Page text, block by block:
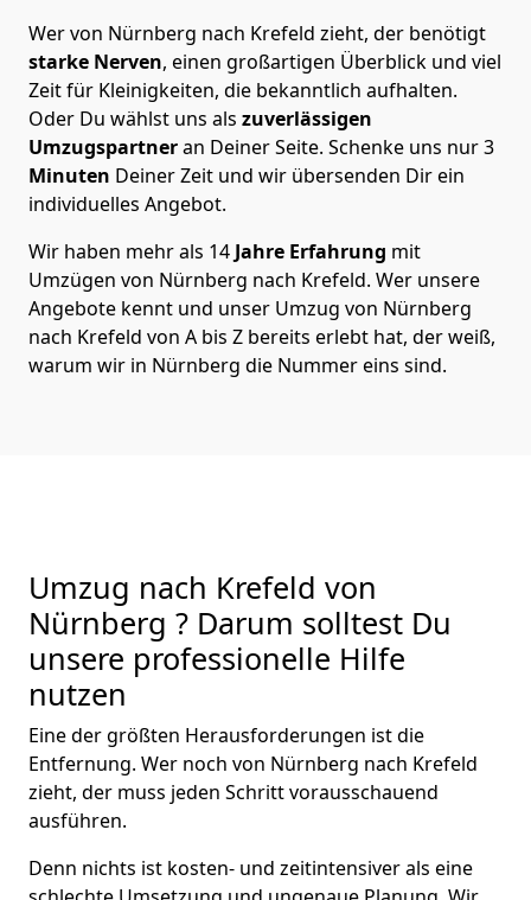
Wer von Nürnberg nach Krefeld zieht, der benötigt
starke Nerven, einen großartigen Überblick und viel
Zeit für Kleinigkeiten, die bekanntlich aufhalten.
Oder Du wählst uns als zuverlässigen
Umzugspartneran Deiner Seite. Schenke uns nur3
Minuten Deiner Zeit und wir übersenden Dir ein
individuelles Angebot.
Wir haben mehr als 14 Jahre Erfahrung mit
Umzügen von Nürnberg nach Krefeld. Wer unsere
Angebote kennt und unser Umzug von Nürnberg
nach Krefeld von A bis Z bereits erlebt hat, der weiß,
warum wir in Nürnberg die Nummer eins sind.
Umzug nach Krefeld von
Nürnberg ? Darum solltest Du
unsere professionelle Hilfe
nutzen
Eine der größten Herausforderungen ist die
Entfernung. Wer noch von Nürnberg nach Krefeld
zieht, der muss jeden Schritt vorausschauend
ausführen.
Denn nichts ist kosten- und zeitintensiver als eine